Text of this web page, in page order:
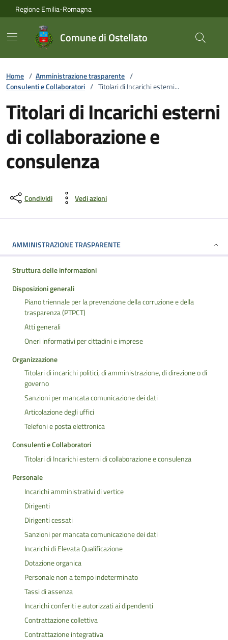
Vai ai contenuti
Vai al footer
Regione Emilia-Romagna
Comune di Ostellato
Home / Amministrazione trasparente /
Consulenti e Collaboratori / Titolari di Incarichi esterni...
Titolari di Incarichi esterni
di collaborazione e
consulenza
Condividi Vedi azioni
AMMINISTRAZIONE TRASPARENTE
Struttura delle informazioni
Disposizioni generali
Piano triennale per la prevenzione della corruzione e della
trasparenza (PTPCT)
Atti generali
Oneri informativi per cittadini e imprese
Organizzazione
Titolari di incarichi politici, di amministrazione, di direzione o di
governo
Sanzioni per mancata comunicazione dei dati
Articolazione degli uffici
Telefoni e posta elettronica
Consulenti e Collaboratori
Titolari di Incarichi esterni di collaborazione e consulenza
Personale
Incarichi amministrativi di vertice
Dirigenti
Dirigenti cessati
Sanzioni per mancata comunicazione dei dati
Incarichi di Elevata Qualificazione
Dotazione organica
Personale non a tempo indeterminato
Tassi di assenza
Incarichi conferiti e autorizzati ai dipendenti
Contrattazione collettiva
Contrattazione integrativa